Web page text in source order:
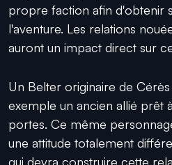
propre faction afin d'obtenir
l'aventure. Les relations
auront un impact direct sur
Un Belter originaire de
exemple un ancien allié prêt
portes. Ce même
une attitude totalement
qui devra construire cette